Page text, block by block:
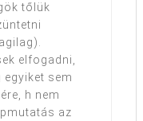
tőlük
elfogadni,
sem
h nem
az